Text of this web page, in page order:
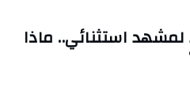
لمشهد استثنائي.. ماذا